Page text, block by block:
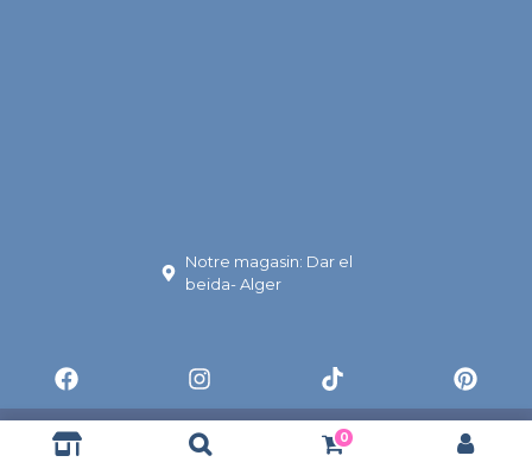
Notre magasin: Dar el
beida- Alger
© BoutikaDzign 0